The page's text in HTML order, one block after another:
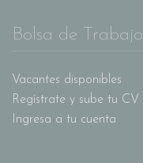
Bolsa de Trabajo
Vacantes disponibles
Regístrate y sube tu CV
Ingresa a tu cuenta